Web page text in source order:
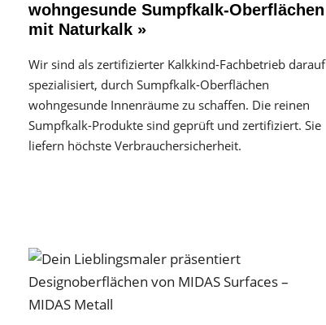
wohngesunde Sumpfkalk-Oberflächen
mit Naturkalk »
Wir sind als zertifizierter Kalkkind-Fachbetrieb darauf
spezialisiert, durch Sumpfkalk-Oberflächen
wohngesunde Innenräume zu schaffen. Die reinen
Sumpfkalk-Produkte sind geprüft und zertifiziert. Sie
liefern höchste Verbrauchersicherheit.